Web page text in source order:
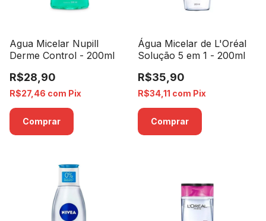
Agua Micelar Nupill
Derme Control - 200ml
R$28,90
R$27,46 com Pix
Água Micelar de L'Oréal
Solução 5 em 1 - 200ml
R$35,90
R$34,11 com Pix